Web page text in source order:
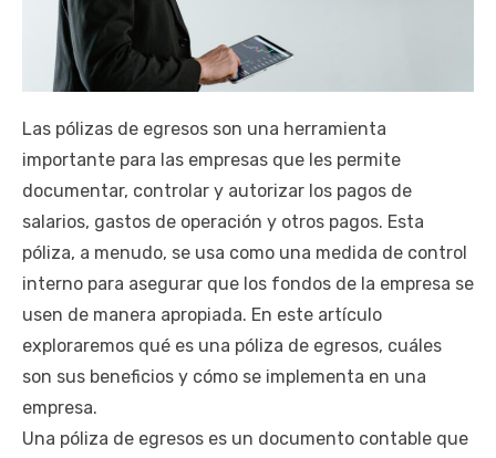
Las pólizas de egresos son una herramienta
importante para las empresas que les permite
documentar, controlar y autorizar los pagos de
salarios, gastos de operación y otros pagos. Esta
póliza, a menudo, se usa como una medida de control
interno para asegurar que los fondos de la empresa se
usen de manera apropiada. En este artículo
exploraremos qué es una póliza de egresos, cuáles
son sus beneficios y cómo se implementa en una
empresa.
Una póliza de egresos es un documento contable que